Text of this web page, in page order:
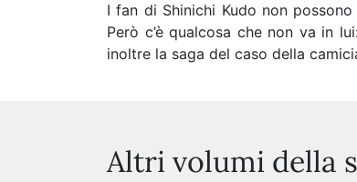
I fan di Shinichi Kudo non
Però c’è qualcosa che non va in
inoltre la saga del caso della
Altri volumi della